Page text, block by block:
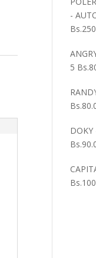
-
Bs.
5 Bs.
Bs.
Bs.
Bs.